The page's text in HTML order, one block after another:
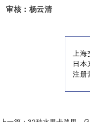
审核：杨云清
上海
日
注册